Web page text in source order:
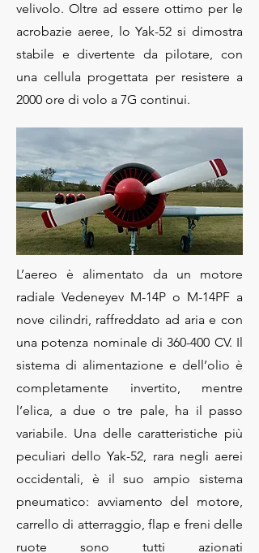
velivolo. Oltre ad essere ottimo per le
acrobazie aeree, lo Yak-52 si dimostra
stabile e divertente da pilotare, con
una cellula progettata per resistere a
2000 ore di volo a 7G continui.
L’aereo è alimentato da un motore
radiale Vedeneyev M-14P o M-14PF a
nove cilindri, raffreddato ad aria e con
una potenza nominale di 360-400 CV. Il
sistema di alimentazione e dell’olio è
completamente invertito, mentre
l’elica, a due o tre pale, ha il passo
variabile. Una delle caratteristiche più
peculiari dello Yak-52, rara negli aerei
occidentali, è il suo ampio sistema
pneumatico: avviamento del motore,
carrello di atterraggio, flap e freni delle
ruote sono tutti azionati